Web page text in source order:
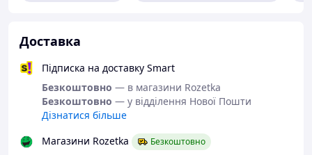
Доставка
Підписка на доставку Smart
Безкоштовно — в магазини Rozetka
Безкоштовно — у відділення Нової Пошти
Дізнатися більше
Магазини Rozetka
Безкоштовно